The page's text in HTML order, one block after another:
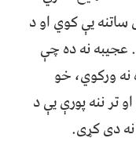
یې کوي او د
عجیبه نه ده چې
نه ورکوي، خو
تر ننه پورې یې د
نه دی کړی.